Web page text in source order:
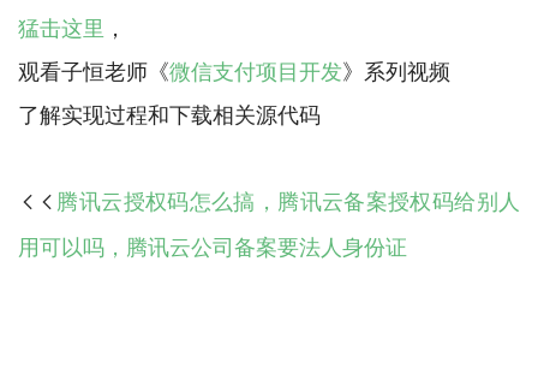
猛击这里 ，
观看子恒老师《微信支付项目开发》系列视频
 腾讯云授权码怎么搞，腾讯云备案授权码给别人
用可以吗，腾讯云公司备案要法人身份证